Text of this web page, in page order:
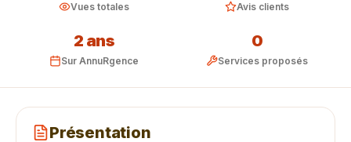
Vues totales Avis clients
2 ans
Sur AnnuRgence
0
Services proposés
Présentation